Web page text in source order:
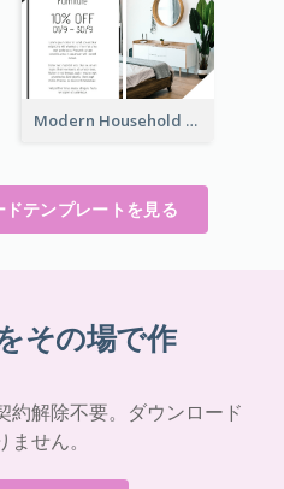
Modern Household Products Gift Card
テンプレートを見る
その場で作
約解除不要。ダウンロード
せん。